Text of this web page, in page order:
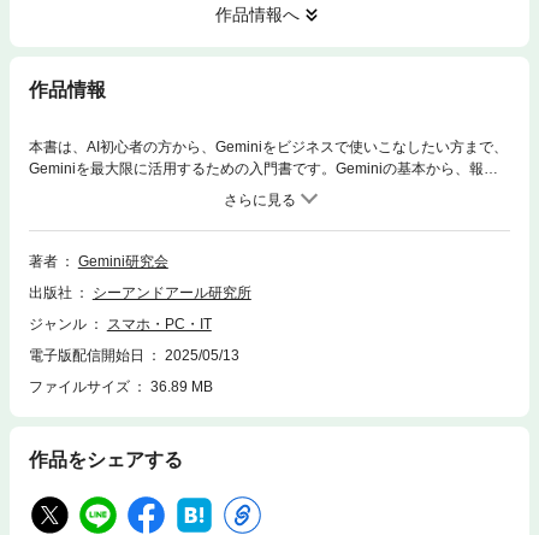
作品情報へ
作品情報
本書は、AI初心者の方から、Geminiをビジネスで使いこなしたい方まで、
Geminiを最大限に活用するための入門書です。Geminiの基本から、報告
書や企画書などの文書作成を効率化する方法やGeminiのブレインストーミ
ング機能を使った斬新なアイデアを生み出す活用法、市場調査や競合分析
などの情報収集・データ分析を効率化する方法などの高度な活用法につい
ても解説しています。 初心者でもわかりやすいワンポイントやキャラクタ
ネスの現場で使いこなし、報告書作成時間を短縮したり、Geminiによる市
場分析で、新規顧客獲得率を向上するなど、業務効率化や生産性向上を実
著者
Gemini研究会
出版社
シーアンドアール研究所
ジャンル
スマホ・PC・IT
電子版配信開始日
2025/05/13
ファイルサイズ
36.89 MB
作品をシェアする